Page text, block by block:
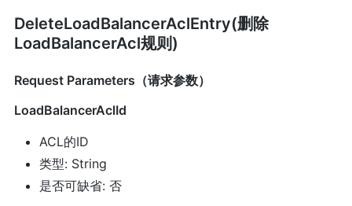
DeleteLoadBalancerAclEntry(删除
LoadBalancerAcl规则)
Request Parameters（请求参数）
LoadBalancerAclId
ACL的ID
类型: String
是否可缺省: 否